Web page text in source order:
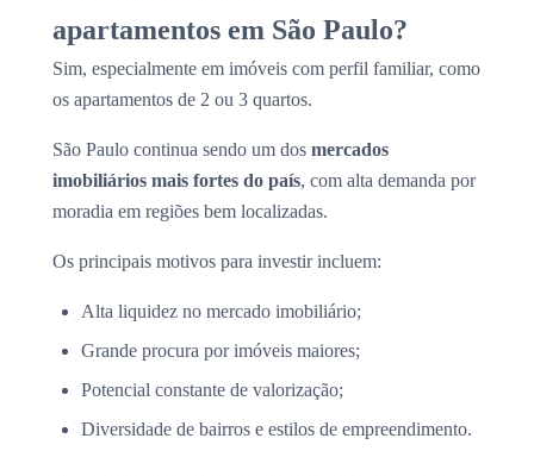
apartamentos em São Paulo?
Sim, especialmente em imóveis com perfil familiar, como
os apartamentos de 2 ou 3 quartos.
São Paulo continua sendo um dos mercados
imobiliários mais fortes do país, com alta demanda por
moradia em regiões bem localizadas.
Os principais motivos para investir incluem:
Alta liquidez no mercado imobiliário;
Grande procura por imóveis maiores;
Potencial constante de valorização;
Diversidade de bairros e estilos de empreendimento.